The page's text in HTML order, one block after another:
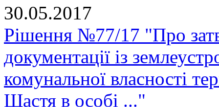
30.05.2017
Рішення №77/17 "Про
документації із
комунальної власності
Щастя в особі ..."